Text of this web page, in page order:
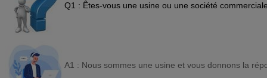
Q1 : Êtes-vous une usine ou une société
A1 : Nous sommes une usine et vous donnons la